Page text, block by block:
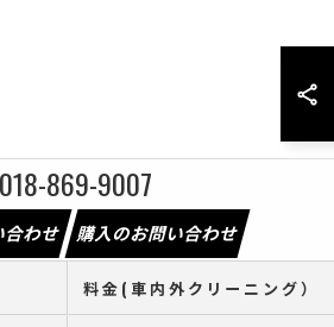
018-869-9007
わせ 購入のお問い合わせ
料金(車内外クリーニング）